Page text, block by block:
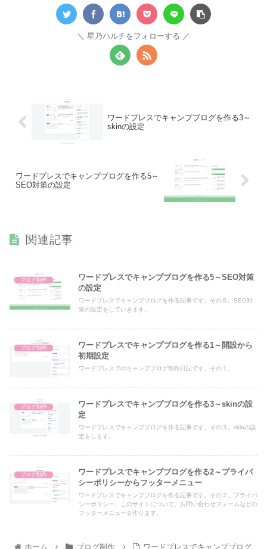
星乃ハルチをフォローする
ワードプレスでキャンプブログを作る3～
skinの設定
ワードプレスでキャンプブログを作る5～
SEO対策の設定
関連記事
ブログ制作
ワードプレスでキャンプブログを作る5～SEO対策
の設定
ワードプレスでキャンプブログを作る記事です。その５。SEO対
策の設定をしていきます。
ブログ制作
ワードプレスでキャンプブログを作る1～開設から
初期設定
ワードプレスでのキャンプブログ制作日記です。その１。
ブログ制作
ワードプレスでキャンプブログを作る3～skinの設
定
ワードプレスでキャンプブログを作る記事です。その３。skinの設
定をします。
ブログ制作
ワードプレスでキャンプブログを作る2～プライバ
シーポリシーからフッターメニュー
ワードプレスでキャンプブログを作る記事です。その２。プライバ
シーポリシー、このサイトについて、お問い合わせフォームなどの
フッターメニューを作ります。
ホーム ブログ制作 ワードプレスでキャンプブログ